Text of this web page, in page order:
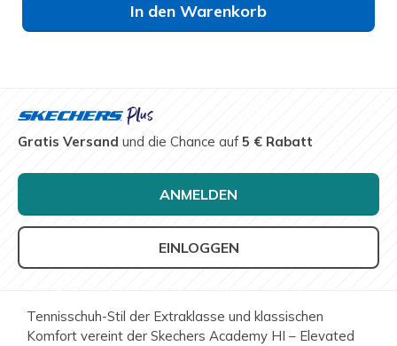
In den Warenkorb
Gratis Versand und die Chance auf5 € Rabatt
ANMELDEN
EINLOGGEN
Tennisschuh-Stil der Extraklasse und klassischen
Komfort vereint der Skechers Academy HI – Elevated